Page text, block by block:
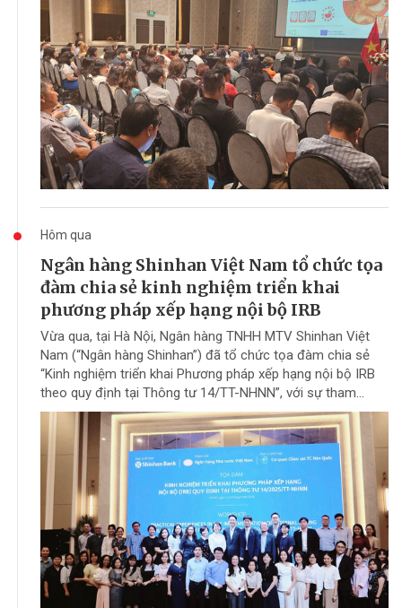
Hôm qua
Ngân hàng Shinhan Việt Nam tổ chức tọa
đàm chia sẻ kinh nghiệm triển khai
phương pháp xếp hạng nội bộ IRB
Vừa qua, tại Hà Nội, Ngân hàng TNHH MTV Shinhan Việt
Nam (“Ngân hàng Shinhan”) đã tổ chức tọa đàm chia sẻ
“Kinh nghiệm triển khai Phương pháp xếp hạng nội bộ IRB
theo quy định tại Thông tư 14/TT-NHNN”, với sự tham...